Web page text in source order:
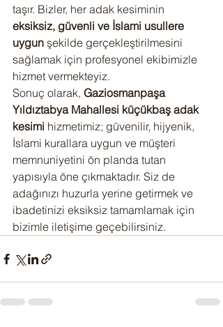
taşır. Bizler, her adak kesiminin
eksiksiz, güvenli ve İslami usullere
uygun şekilde gerçekleştirilmesini
sağlamak için profesyonel ekibimizle
hizmet vermekteyiz.
Sonuç olarak, Gaziosmanpaşa
Yıldıztabya Mahallesi küçükbaş adak
kesimi hizmetimiz; güvenilir, hijyenik,
İslami kurallara uygun ve müşteri
memnuniyetini ön planda tutan
yapısıyla öne çıkmaktadır. Siz de
adağınızı huzurla yerine getirmek ve
ibadetinizi eksiksiz tamamlamak için
bizimle iletişime geçebilirsiniz.